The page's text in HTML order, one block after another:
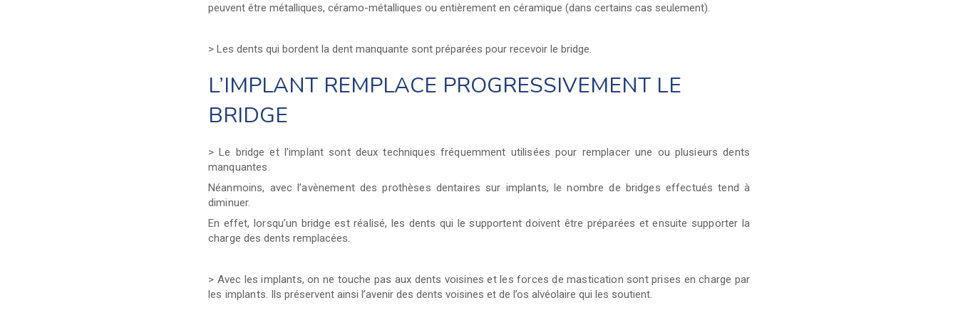
peuvent être métalliques, céramo-métalliques ou entièrement en céramique (dans certains cas seulement).
> Les dents qui bordent la dent manquante sont préparées pour recevoir le bridge.
L’IMPLANT REMPLACE PROGRESSIVEMENT LE
BRIDGE
> Le bridge et l’implant sont deux techniques fréquemment utilisées pour remplacer une ou plusieurs dents
manquantes.
Néanmoins, avec l’avènement des prothèses dentaires sur implants, le nombre de bridges effectués tend à
diminuer.
En effet, lorsqu’un bridge est réalisé, les dents qui le supportent doivent être préparées et ensuite supporter la
chargedes dents remplacées.
> Avec les implants, on ne touche pas aux dents voisines et les forces de mastication sont prises en charge par
les implants. Ils préservent ainsi l’avenir des dents voisines et de l’os alvéolaire qui les soutient.